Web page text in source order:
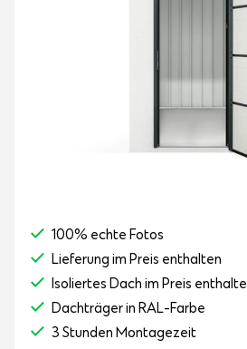
100% echte Fotos
Lieferung im Preis enthalten
Isoliertes Dach im Preis
Dachträger in RAL-Farbe
3 Stunden Montagezeit